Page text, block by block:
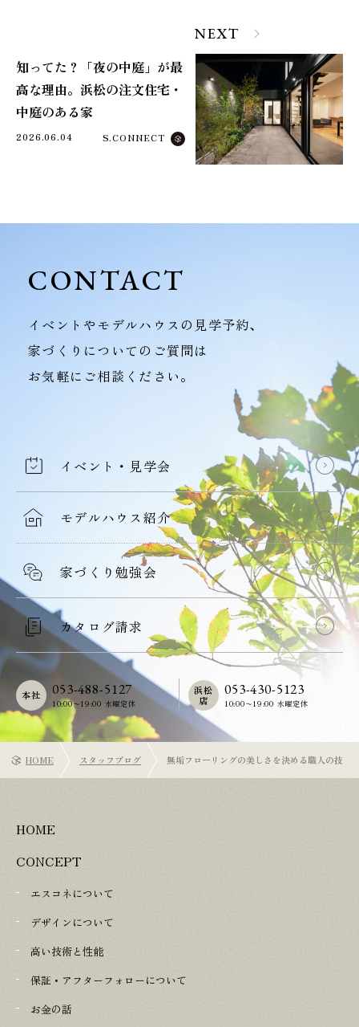
NEXT
知ってた？「夜の中庭」が最
高な理由。浜松の注文住宅・
中庭のある家
2026.06.04 S.CONNECT
CONTACT
イベントやモデルハウスの見学予約、
家づくりについてのご質問は
お気軽にご相談ください。
イベント・見学会
モデルハウス紹介
家づくり勉強会
カタログ請求
053-488-5127
10:00〜19:00 水曜定休
本社 053-430-5123
10:00〜19:00 水曜定休
浜松
店
HOME スタッフブログ 無垢フローリングの美しさを決める職人の技
HOME
CONCEPT
エスコネについて
デザインについて
高い技術と性能
保証・アフターフォローについて
お金の話